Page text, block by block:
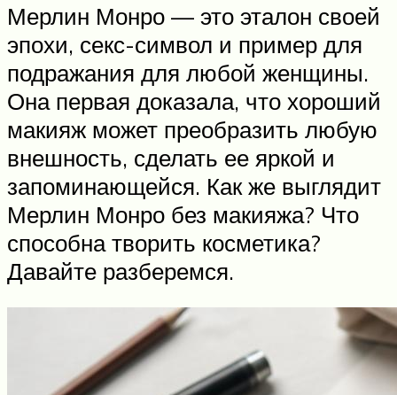
Мерлин Монро — это эталон своей
эпохи, секс-символ и пример для
подражания для любой женщины.
Она первая доказала, что хороший
макияж может преобразить любую
внешность, сделать ее яркой и
запоминающейся. Как же выглядит
Мерлин Монро без макияжа? Что
способна творить косметика?
Давайте разберемся.